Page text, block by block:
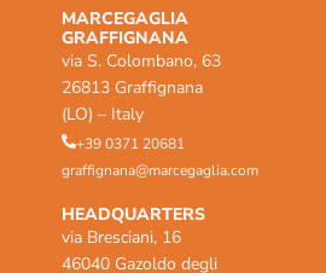
MARCEGAGLIA
GRAFFIGNANA
via S. Colombano, 63
26813 Graffignana
(LO) – Italy
+39 0371 20681
graffignana@marcegaglia.com
HEADQUARTERS
via Bresciani, 16
46040 Gazoldo degli